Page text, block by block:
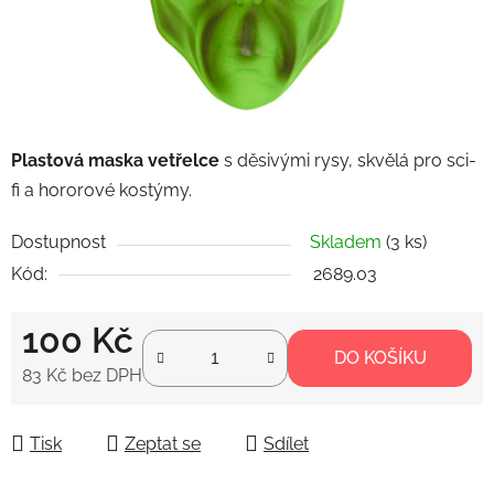
Plastová maska vetřelce s děsivými rysy, skvělá pro sci-
fi a hororové kostýmy.
Dostupnost Skladem (3 ks)
Kód:
2689.03
100 Kč
83 Kč bez DPH
DO KOŠÍKU
Tisk Zeptat se Sdílet